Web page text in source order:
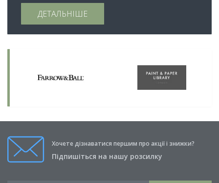
ДЕТАЛЬНІШЕ
Хочете дізнаватися першим про акції і знижки?
Підпишіться на нашу розсилку